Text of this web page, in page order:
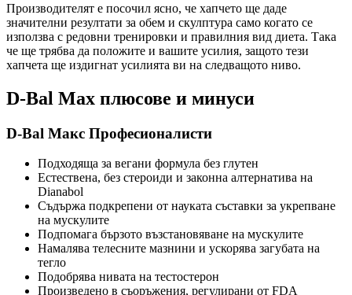
Производителят е посочил ясно, че хапчето ще даде
значителни резултати за обем и скулптура само когато се
използва с редовни тренировки и правилния вид диета. Така
че ще трябва да положите и вашите усилия, защото тези
хапчета ще издигнат усилията ви на следващото ниво.
D-Bal Max плюсове и минуси
D-Bal Макс Професионалисти
Подходяща за вегани формула без глутен
Естествена, без стероиди и законна алтернатива на
Dianabol
Съдържа подкрепени от науката съставки за укрепване
на мускулите
Подпомага бързото възстановяване на мускулите
Намалява телесните мазнини и ускорява загубата на
тегло
Подобрява нивата на тестостерон
Произведено в съоръжения, регулирани от FDA